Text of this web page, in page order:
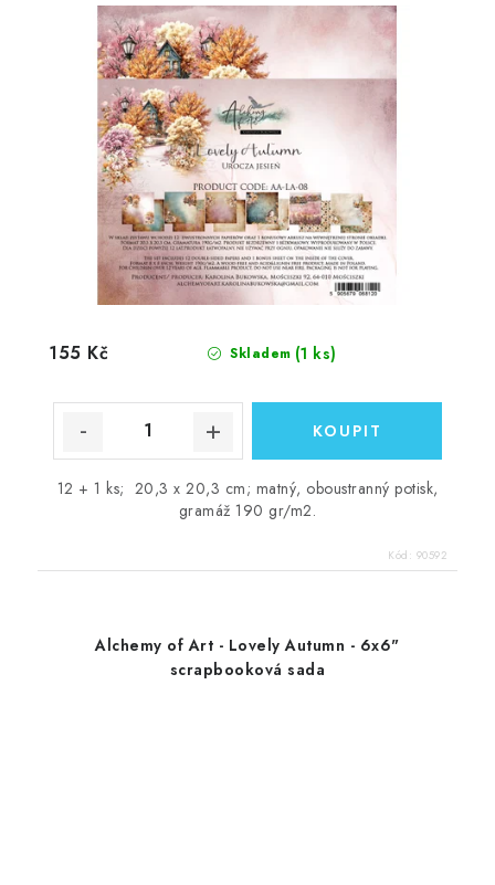
Skladem (1 ks)
155 Kč
12 + 1 ks; 20,3 x 20,3 cm; matný, oboustranný potisk,
gramáž 190 gr/m2.
Kód: 90592
Alchemy of Art - Lovely Autumn - 6x6"
scrapbooková sada